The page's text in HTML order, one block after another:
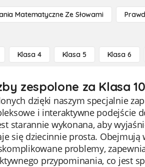
Matematyczne Ze Słowami
Klasa 4 Klasa 5 Klasa 6
zespolone za Klasa 10
dzięki naszym specjalnie
i interaktywne podejście
starannie wykonana, aby
się dziecinnie prosta. Obejmują
problemy,
przypominania, co jest